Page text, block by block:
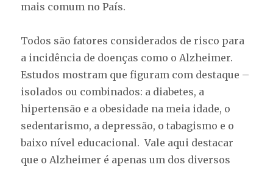
mais comum no País.
Todos são fatores considerados de risco para
a incidência de doenças como o Alzheimer.
Estudos mostram que figuram com destaque –
isolados ou combinados: a diabetes, a
hipertensão e a obesidade na meia idade, o
sedentarismo, a depressão, o tabagismo e o
baixo nível educacional. Vale aqui destacar
que o Alzheimer é apenas um dos diversos